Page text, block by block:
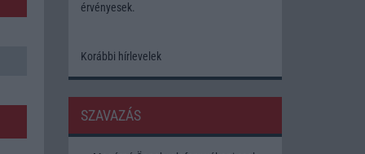
érvényesek.
Korábbi hírlevelek
SZAVAZÁS